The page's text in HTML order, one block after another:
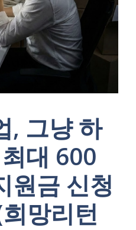
, 그냥 하
대 600
원금 신청
망리턴